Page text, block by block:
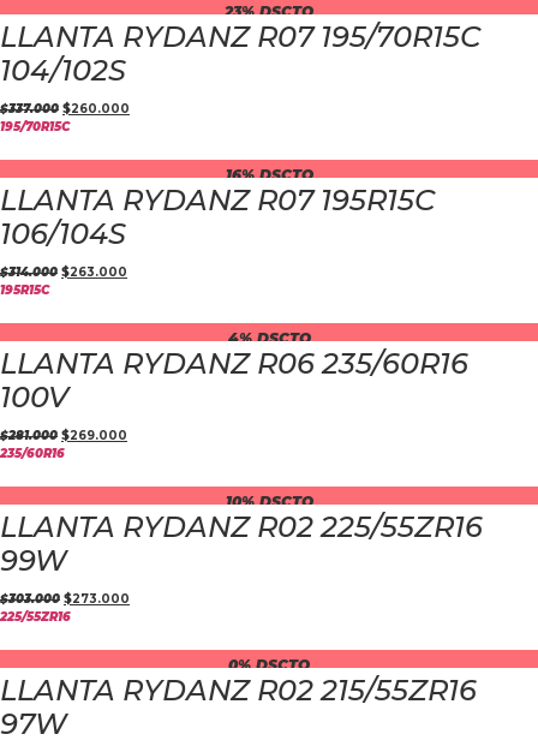
23% DSCTO
LLANTA RYDANZ R07 195/70R15C
104/102S
$337.000 $260.000
195/70R15C
16% DSCTO
LLANTA RYDANZ R07 195R15C
106/104S
$314.000 $263.000
195R15C
4% DSCTO
LLANTA RYDANZ R06 235/60R16
100V
$281.000 $269.000
235/60R16
10% DSCTO
LLANTA RYDANZ R02 225/55ZR16
99W
$303.000 $273.000
225/55ZR16
0% DSCTO
LLANTA RYDANZ R02 215/55ZR16
97W